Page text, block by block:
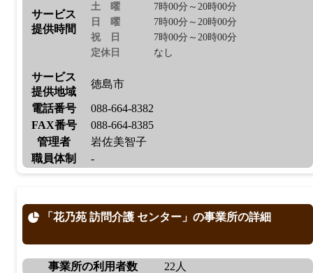
サービス
提供時間
土曜
7時00分～20時00分
日曜
7時00分～20時00分
祝日
7時00分～20時00分
定休日
なし
サービス
提供地域
徳島市
電話番号
088-664-8382
FAX番号
088-664-8385
管理者
岩佐美智子
職員体制
-
「花乃苑 訪問介護 センター」の事業所の詳細
事業所の利用者数 22人